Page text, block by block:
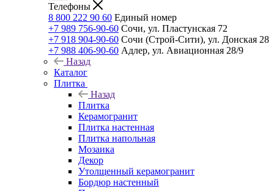
Телефоны
8 800 222 90 60 Единый номер
+7 989 756-90-60 Сочи, ул. Пластунская 72
+7 918 904-90-60 Сочи (Строй-Сити), ул. Донская 28
+7 988 406-90-60 Адлер, ул. Авиационная 28/9
Назад
Каталог
Плитка
Назад
Плитка
Керамогранит
Плитка настенная
Плитка напольная
Мозаика
Декор
Утолщенный керамогранит
Бордюр настенный